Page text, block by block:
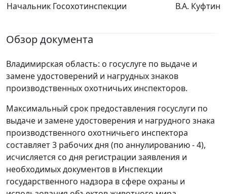
Начальник Госохотинспекции В.А. Куфтин
Обзор документа
Владимирская область: о госуслуге по выдаче и
замене удостоверений и нагрудных знаков
производственных охотничьих инспекторов.
Максимальный срок предоставления госуслуги по
выдаче и замене удостоверения и нагрудного знака
производственного охотничьего инспектора
составляет 3 рабочих дня (по аннулированию - 4),
исчисляется со дня регистрации заявления и
необходимых документов в Инспекции
государственного надзора в сфере охраны и